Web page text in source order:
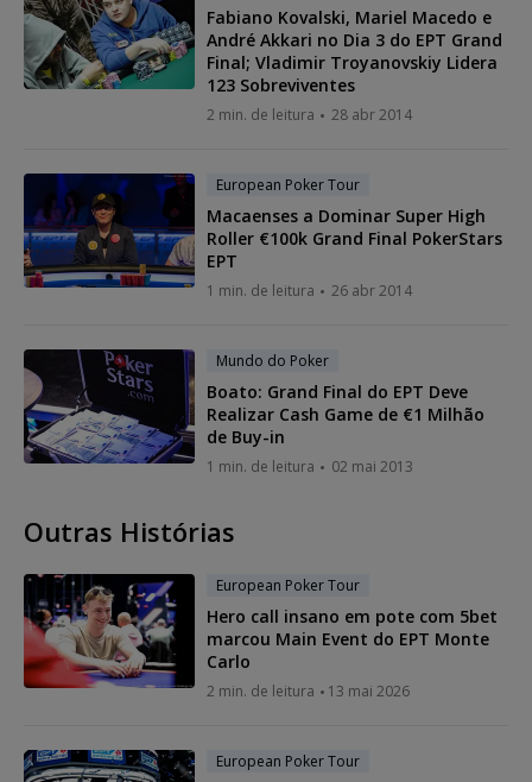
Fabiano Kovalski, Mariel Macedo e
André Akkari no Dia 3 do EPT Grand
Final; Vladimir Troyanovskiy Lidera
123 Sobreviventes
2 min. de leitura 28 abr 2014
European Poker Tour
Macaenses a Dominar Super High
Roller €100k Grand Final PokerStars
EPT
1 min. de leitura 26 abr 2014
Mundo do Poker
Boato: Grand Final do EPT Deve
Realizar Cash Game de €1 Milhão
de Buy-in
1 min. de leitura 02 mai 2013
Outras Histórias
European Poker Tour
Hero call insano em pote com 5bet
marcou Main Event do EPT Monte
Carlo
2 min. de leitura 13 mai 2026
European Poker Tour